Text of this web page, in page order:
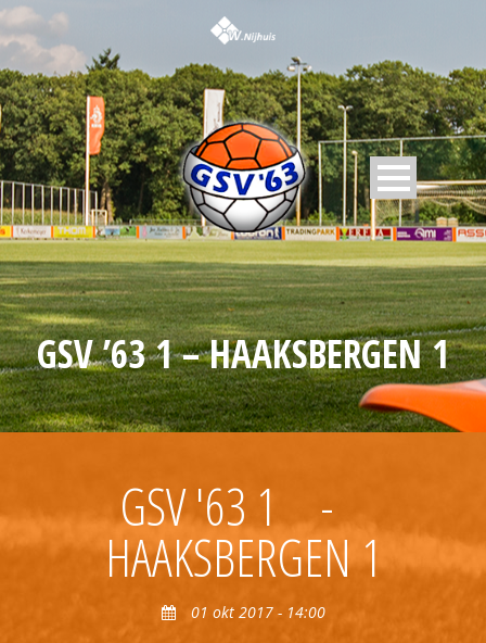
GSV ’63 1 – HAAKSBERGEN 1
GSV '63 1 -
HAAKSBERGEN 1
01 okt 2017 - 14:00